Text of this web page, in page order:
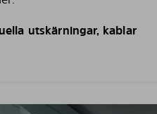
utskärningar, kablar